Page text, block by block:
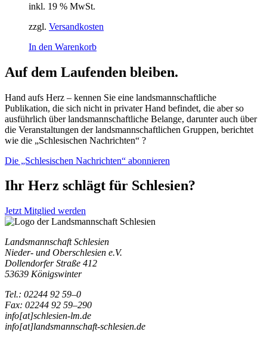
inkl. 19 % MwSt.
zzgl. Versandkosten
In den Warenkorb
Auf dem Laufenden bleiben.
Hand aufs Herz – kennen Sie eine landsmannschaftliche
Publikation, die sich nicht in privater Hand befindet, die aber so
ausführlich über landsmannschaftliche Belange, darunter auch über
die Veranstaltungen der landsmannschaftlichen Gruppen, berichtet
wie die „Schlesischen Nachrichten“ ?
Die „Schlesischen Nachrichten“ abonnieren
Ihr Herz schlägt für Schlesien?
Jetzt Mitglied werden
Landsmannschaft Schlesien
Nieder- und Oberschlesien e.V.
Dollendorfer Straße 412
53639 Königswinter
Tel.: 02244 92 59–0
Fax: 02244 92 59–290
info[at]schlesien-lm.de
info[at]landsmannschaft-schlesien.de